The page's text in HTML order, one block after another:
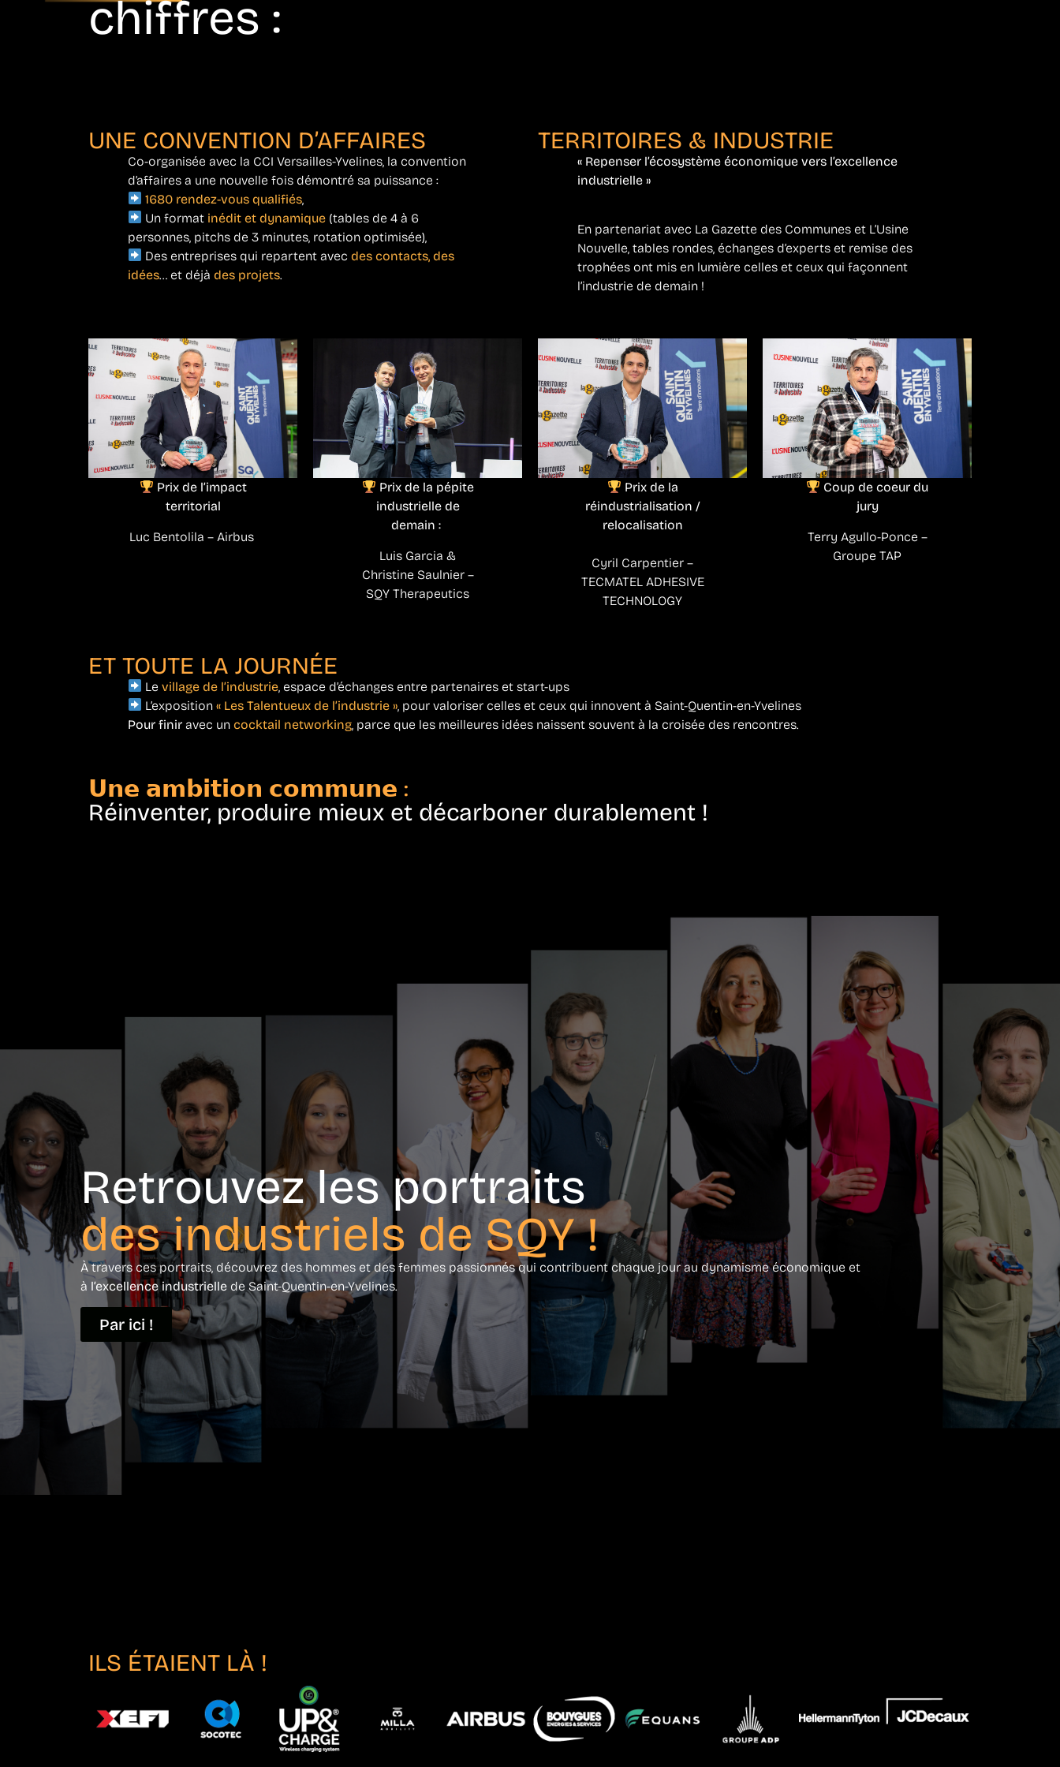
chiffres :
UNE CONVENTION D’AFFAIRES
Co-organisée avec la CCI Versailles-Yvelines, la convention
d’affaires a une nouvelle fois démontré sa puissance :
1680 rendez-vous qualifiés
Un format inédit et dynamique (tables de 4 à 6
personnes, pitchs de 3 minutes, rotation optimisée),
Des entreprises qui repartent avecdes contacts, des
idées… et déjà des projets.
TERRITOIRES & INDUSTRIE
« Repenser l’écosystème économique vers l’excellence
industrielle »
En partenariat avec La Gazette des Communes et L’Usine
Nouvelle, tables rondes, échanges d’experts et remise des
trophées ont mis en lumière celles et ceux qui façonnent
l’industrie de demain !
Prix de l’impact
territorial
Luc Bentolila – Airbus
Prix de la pépite
industrielle de
demain :
Luis Garcia &
Christine Saulnier –
SQY Therapeutics
Prix de la
réindustrialisation /
relocalisation
Cyril Carpentier –
TECMATEL ADHESIVE
TECHNOLOGY
Coup de coeur du
jury
Terry Agullo-Ponce –
Groupe TAP
ET TOUTE LA JOURNÉE
Levillage de l’industrie , espace d’échanges entre partenaires et start-ups
L’exposition« Les Talentueux de l’industrie » , pour valoriser celles et ceux qui innovent à Saint-Quentin-en-Yvelines
Pour finir avec un cocktail networking , parce que les meilleures idées naissent souvent à la croisée des rencontres.
𝗨𝗻𝗲 𝗮𝗺𝗯𝗶𝘁𝗶𝗼𝗻 𝗰𝗼𝗺𝗺𝘂𝗻𝗲 :
Réinventer, produire mieux et décarboner durablement !
Retrouvez les portraits
des industriels de SQY !
À travers ces portraits, découvrez des hommes et des femmes passionnés qui contribuent chaque jour au dynamisme économique et
à l’excellence industrielle de Saint-Quentin-en-Yvelines.
Par ici !
ILS ÉTAIENT LÀ !